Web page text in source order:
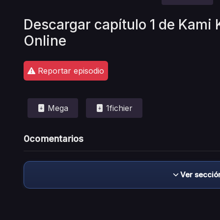
Descargar capítulo 1 de Kami
Online
Reportar episodio
Mega 1fichier
0comentarios
Ver